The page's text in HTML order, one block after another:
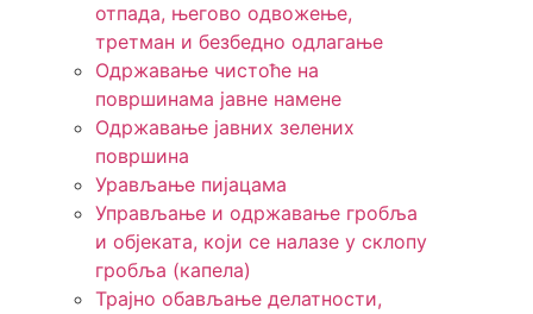
отпада, његово одвожење,
третман и безбедно одлагање
Одржавање чистоће на
површинама јавне намене
Одржавање јавних зелених
површина
Урављање пијацама
Управљање и одржавање гробља
и објеката, који се налазе у склопу
гробља (капела)
Трајно обављање делатности,